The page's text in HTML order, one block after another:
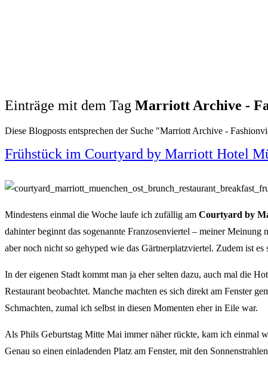
Einträge mit dem Tag Marriott Archive -
Diese Blogposts entsprechen der Suche "Marriott Archive -
Frühstück im Courtyard by Marriott Hotel
Mindestens einmal die Woche laufe ich zufällig am Courtyard by
dahinter beginnt das sogenannte Franzosenviertel – meiner
aber noch nicht so gehyped wie das Gärtnerplatzviertel. Zudem ist
In der eigenen Stadt kommt man ja eher selten dazu, auch mal die
Restaurant beobachtet. Manche machten es sich direkt am Fenster
Schmachten, zumal ich selbst in diesen Momenten eher in Eile war.
Als Phils Geburtstag Mitte Mai immer näher rückte, kam ich einmal
Genau so einen einladenden Platz am Fenster, mit den